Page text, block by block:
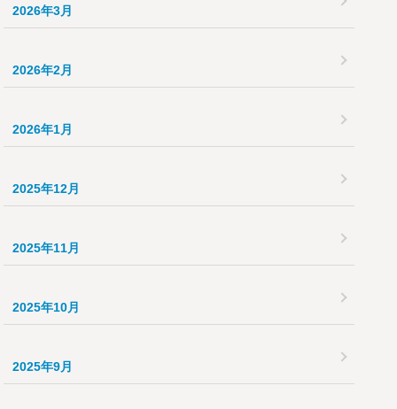
2026年3月
2026年2月
2026年1月
2025年12月
2025年11月
2025年10月
2025年9月